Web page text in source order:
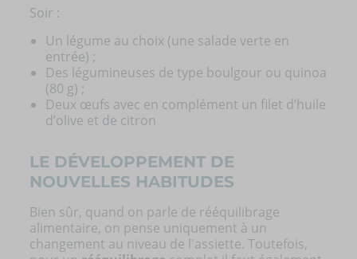
Soir :
Un légume au choix (une salade verte en
entrée) ;
Des légumineuses de type boulgour ou quinoa
(80 g) ;
Deux œufs avec en complément un filet d’huile
d’olive et de citron
LE DÉVELOPPEMENT DE
NOUVELLES HABITUDES
Bien sûr, quand on parle de rééquilibrage
alimentaire, on pense uniquement à un
changement au niveau de l'assiette. Toutefois,